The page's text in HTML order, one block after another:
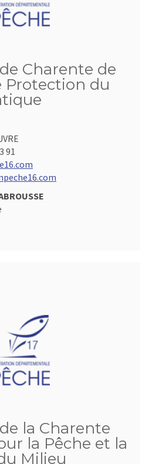
Charente de
Protection du
91
la Charente
la Pêche et la
Milieu